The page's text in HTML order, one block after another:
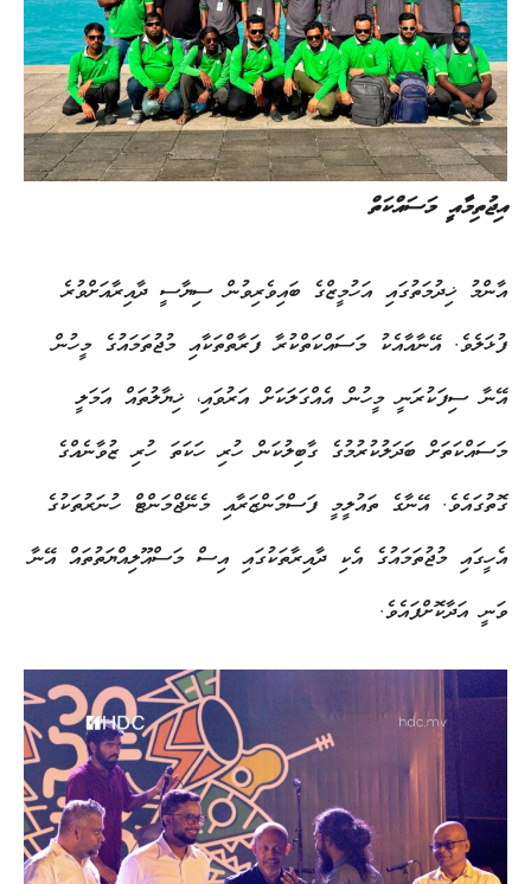
އިޖުތިމާއީ މަސައްކަތް
އާންމު ޚިދުމަތުގައި އަހުމީޒްގެ ބައިވެރިވުން ސިޔާސީ ދާއިރާއަށްވުރެ
ފުޅަލެވެ. އޭނާއާއެކު މަސައްކަތްކުރާ ފަރާތްތަކާއި މުޖުތަމައުގެ މީހުން
އޭނާ ސިފަކުރަނީ މީހުން އެއްގަލަކަށް އަރުވައި، ޚިޔާލުތައް އަމަލީ
މަސައްކަތަށް ބަދަލުކުރުމުގެ ގާބިލުކަން ހުރި ހަކަތަ ހުރި ޒުވާނެއްގެ
ގޮތުގައެވެ. އޭނާގެ ތައުލީމީ ފަސްމަންޒަރާއި މެނޭޖްމަންޓް ހުނަރުތަކުގެ
އެހީގައި މުޖުތަމައުގެ އެކި ދާއިރާތަކުގައި އިސް މަސްއޫލިއްޔަތުތައް އޭނާ
ވަނީ އަދާކޮށްފައެވެ.